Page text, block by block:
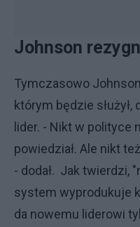
Johnson
Tymczasowo
którym będzie
lider. - Nikt w polityce
powiedział. Ale nikt
- dodał. Jak twierdzi,
system wyprodukuje
da nowemu liderowi